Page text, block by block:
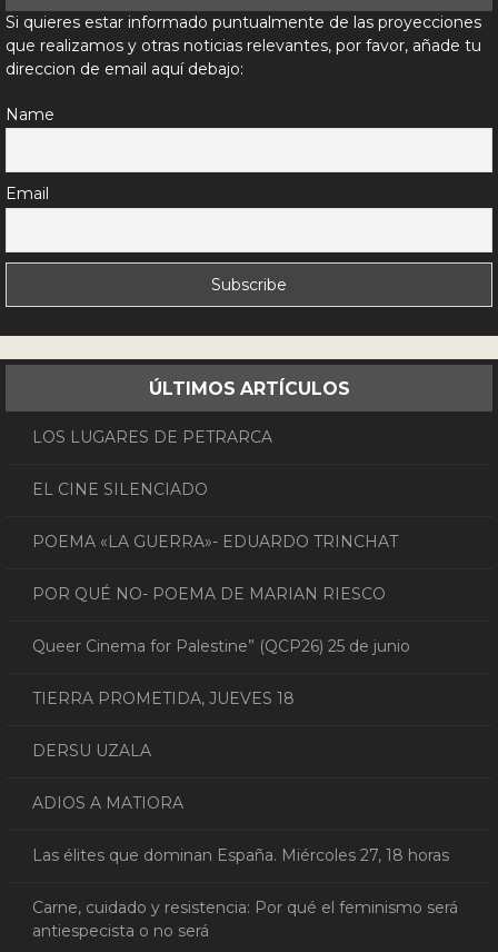
Si quieres estar informado puntualmente de las proyecciones
que realizamos y otras noticias relevantes, por favor, añade tu
direccion de email aquí debajo:
Name
Email
ÚLTIMOS ARTÍCULOS
LOS LUGARES DE PETRARCA
EL CINE SILENCIADO
POEMA «LA GUERRA»- EDUARDO TRINCHAT
POR QUÉ NO- POEMA DE MARIAN RIESCO
Queer Cinema for Palestine” (QCP26) 25 de junio
TIERRA PROMETIDA, JUEVES 18
DERSU UZALA
ADIOS A MATIORA
Las élites que dominan España. Miércoles 27, 18 horas
Carne, cuidado y resistencia: Por qué el feminismo será
antiespecista o no será